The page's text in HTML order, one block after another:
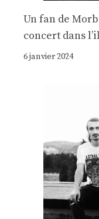
Un fan de
concert dans
6 janvier 2024